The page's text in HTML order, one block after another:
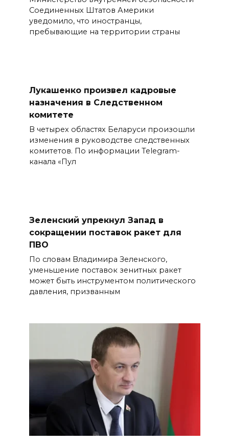
Соединенных Штатов Америки
уведомило, что иностранцы,
пребывающие на территории страны
Лукашенко произвел кадровые
назначения в Следственном
комитете
В четырех областях Беларуси произошли
изменения в руководстве следственных
комитетов. По информации Telegram-
канала «Пул
Зеленский упрекнул Запад в
сокращении поставок ракет для
ПВО
По словам Владимира Зеленского,
уменьшение поставок зенитных ракет
может быть инструментом политического
давления, призванным